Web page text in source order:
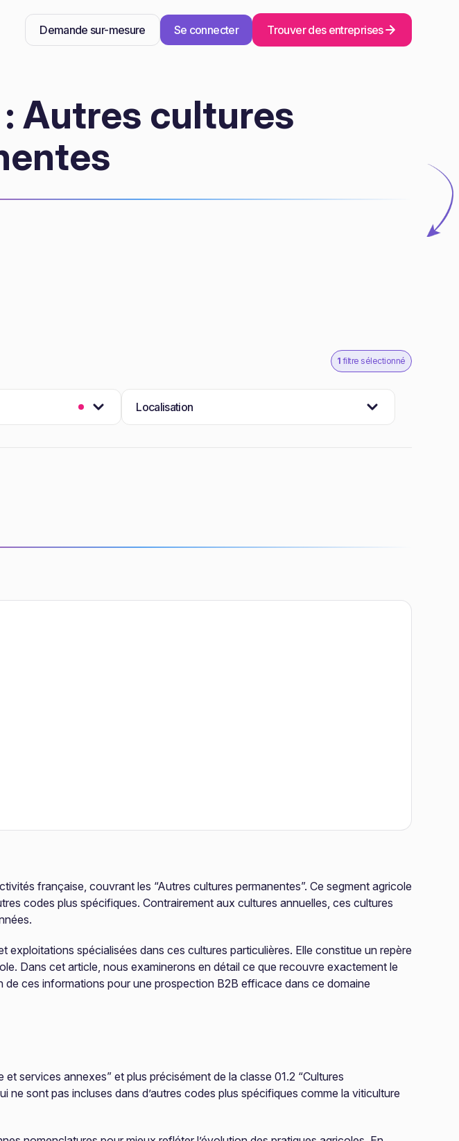
Demande sur-mesure Se connecter Trouver des entreprises
Autres cultures
1 filtre sélectionné
Localisation
française, couvrant les “Autres cultures permanentes”. Ce segment agricole
codes plus spécifiques. Contrairement aux cultures annuelles, ces cultures
exploitations spécialisées dans ces cultures particulières. Elle constitue un repère
Dans cet article, nous examinerons en détail ce que recouvre exactement le
de ces informations pour une prospection B2B efficace dans ce domaine
services annexes” et plus précisément de la classe 01.2 “Cultures
sont pas incluses dans d’autres codes plus spécifiques comme la viticulture